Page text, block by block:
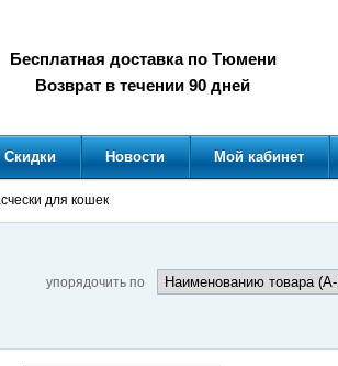
Бесплатная доставка по Тюмени
Возврат в течении 90 дней
Скидки Новости Мой кабинет
для кошек
упорядочить по